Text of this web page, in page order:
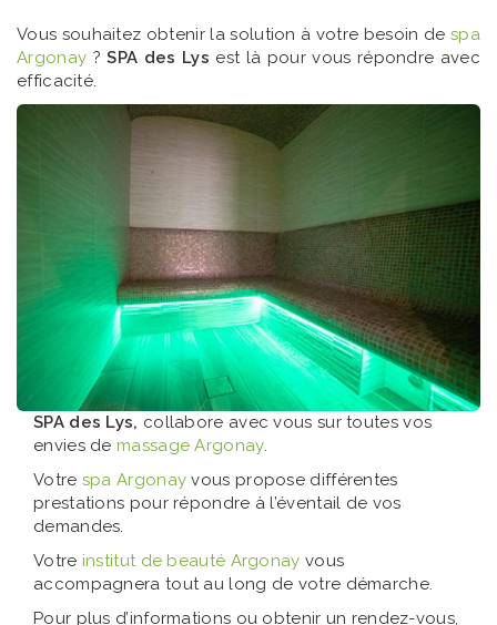
Vous souhaitez obtenir la solution à votre besoin despa
Argonay ?SPA des Lys est là pour vous répondre avec
efficacité.
SPA des Lys, collabore avec vous sur toutes vos
envies de massage Argonay.
Votre spa Argonay vous propose différentes
prestations pour répondre à l’éventail de vos
demandes.
Votre institut de beauté Argonay vous
accompagnera tout au long de votre démarche.
Pour plus d’informations ou obtenir un rendez-vous,